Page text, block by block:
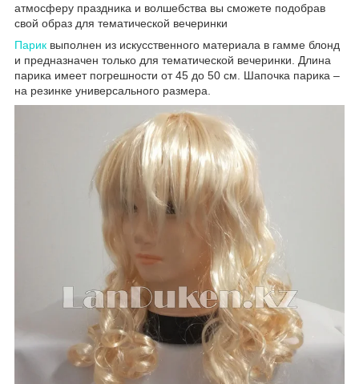
атмосферу праздника и волшебства вы сможете подобрав
свой образ для тематической вечеринки
Парик выполнен из искусственного материала в гамме блонд
и предназначен только для тематической вечеринки. Длина
парика имеет погрешности от 45 до 50 см. Шапочка парика –
на резинке универсального размера.